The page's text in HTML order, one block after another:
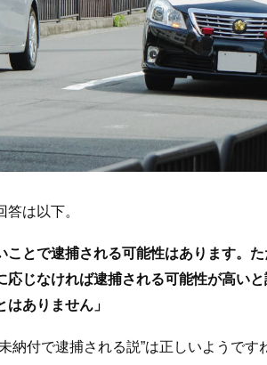
は以下。
ことで逮捕される可能性はあります。
応じなければ逮捕される可能性が高い
ありません」
付で逮捕される説”は正しいようです